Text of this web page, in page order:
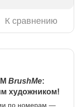
К сравнению
BrushMe:
художником!
по номерам —